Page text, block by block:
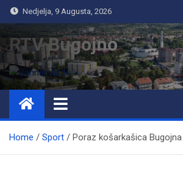
Nedjelja, 9 Augusta, 2026
RTV Bugojno
Home Sport Poraz košarkašica